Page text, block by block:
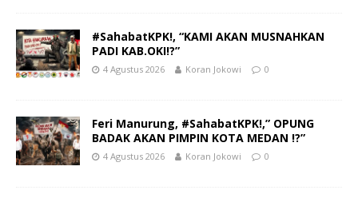
#SahabatKPK!, “KAMI AKAN MUSNAHKAN
PADI KAB.OKI!?”
4 Agustus 2026 Koran Jokowi 0
Feri Manurung, #SahabatKPK!,” OPUNG
BADAK AKAN PIMPIN KOTA MEDAN !?”
4 Agustus 2026 Koran Jokowi 0